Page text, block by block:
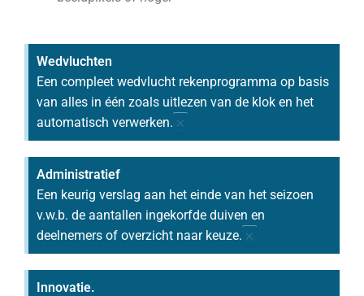
Wedvluchten
Een compleet wedvlucht rekenprogramma op basis
van alles in één zoals uitlezen van de klok en het
automatisch verwerken. ×
Administratief
Een keurig verslag aan het einde van het seizoen
v.w.b. de aantallen ingekorfde duiven en
deelnemers of overzicht naar keuze. ×
Innovatie.